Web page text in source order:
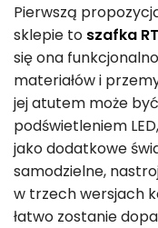
Pierwszą
sklepie to szafka
się ona
materiałów i
jej atutem może
podświetleniem
jako dodatkowe
samodzielne,
w trzech wersjach
łatwo zostanie